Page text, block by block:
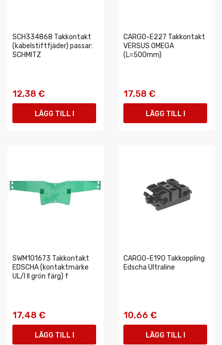
SCH334868 Takkontakt
(kabelstiftfjäder) passar:
SCHMITZ
12,38 €
LÄGG TILL I
CARGO-E227 Takkontakt
VERSUS OMEGA
(L=500mm)
17,58 €
LÄGG TILL I
SWM101673 Takkontakt
EDSCHA (kontaktmärke
UL/I II grön färg) f
17,48 €
LÄGG TILL I
CARGO-E190 Takkoppling
Edscha Ultraline
10,66 €
LÄGG TILL I